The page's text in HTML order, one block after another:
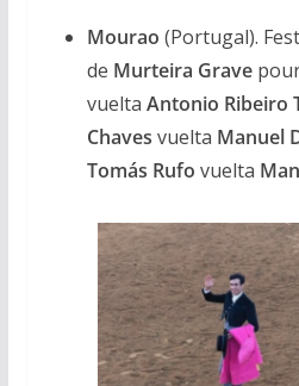
Mourao (Portugal).
de Murteira Grave
vuelta Antonio Ribeiro
Chaves vuelta Manuel
Tomás Rufo vuelta